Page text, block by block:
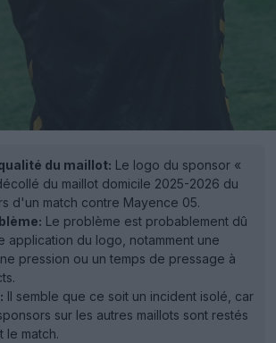
du maillot: Le logo du sponsor «
du maillot domicile 2025-2026 du
d'un match contre Mayence 05.
Le problème est probablement dû
application du logo, notamment une
pression ou un temps de pressage à
Il semble que ce soit un incident isolé, car
sur les autres maillots sont restés
le match.